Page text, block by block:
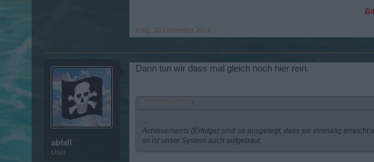
IceQ 10 Dezember 2014
abfall
User
Dann tun wir dass mal gleich noch hier rein.
↑
Achievements (Erfolge) sind so ausgelegt, dass sie einmalig
so ist unser System auch aufgebaut.